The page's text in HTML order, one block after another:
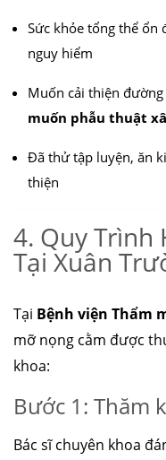
Sức khỏe tổng thể ổn
nguy hiểm
Muốn cải thiện
muốn phẫu thuật
Đã thử tập luyện, ăn
thiện
4. Quy Trình
Tại Xuân
Tại Bệnh viện Thẩm
mỡ nọng cằm được
khoa:
Bước 1: Thăm
Bác sĩ chuyên khoa